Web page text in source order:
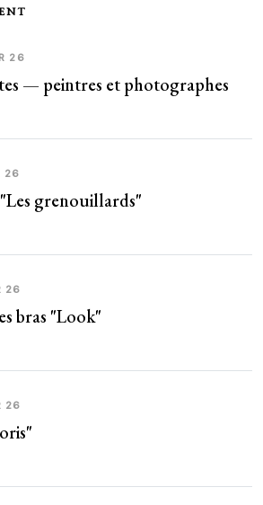
26
— peintres et photographes
26
grenouillards"
26
bras "Look"
26